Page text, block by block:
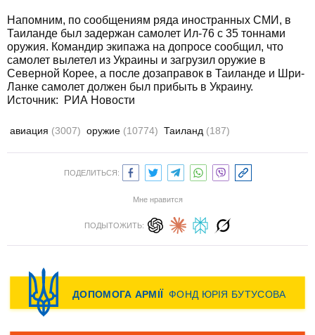
Напомним, по сообщениям ряда иностранных СМИ, в
Таиланде был задержан самолет Ил-76 с 35 тоннами
оружия. Командир экипажа на допросе сообщил, что
самолет вылетел из Украины и загрузил оружие в
Северной Корее, а после дозаправок в Таиланде и Шри-
Ланке самолет должен был прибыть в Украину.
Источник: РИА Новости
авиация (3007) оружие (10774) Таиланд (187)
ПОДЕЛИТЬСЯ:
Мне нравится
ПОДЫТОЖИТЬ: